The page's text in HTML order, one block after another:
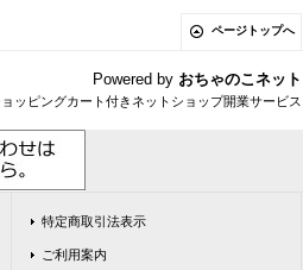
ページトップへ
Powered by おちゃのこネット
ッピングカート付きネットショップ開業サービス
特定商取引法表示
ご利用案内